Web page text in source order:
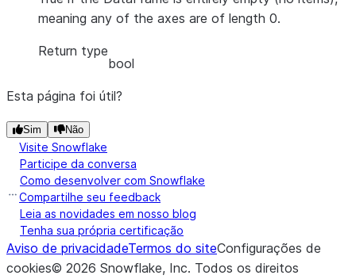
meaning any of the axes are of length 0.
Return type
bool
Esta página foi útil?
Sim Não
Visite Snowflake
Participe da conversa
Como desenvolver com Snowflake
Compartilhe seu feedback
Leia as novidades em nosso blog
Tenha sua própria certificação
Aviso de privacidadeTermos do siteConfigurações de
cookies© 2026 Snowflake, Inc. Todos os direitos